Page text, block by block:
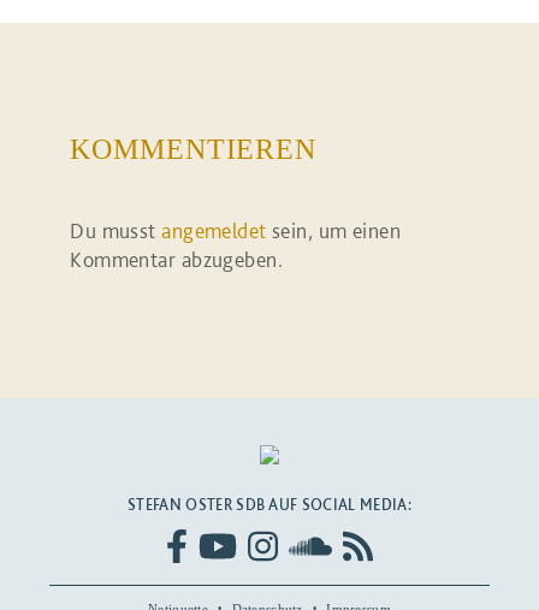
KOMMENTIEREN
Du musstangemeldet sein, um einen
Kommentar abzugeben.
STEFAN OSTER SDB AUF SOCIAL MEDIA: